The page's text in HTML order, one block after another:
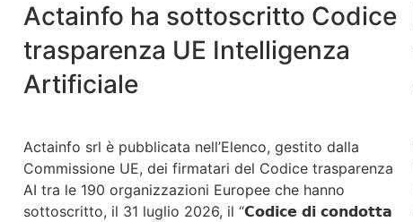
Actainfo ha sottoscritto Codice
trasparenza UE Intelligenza
Artificiale
Actainfo srl è pubblicata nell’Elenco, gestito dalla
Commissione UE, dei firmatari del Codice trasparenza
AI tra le 190 organizzazioni Europee che hanno
sottoscritto, il 31 luglio 2026, il “𝗖𝗼𝗱𝗶𝗰𝗲 𝗱𝗶 𝗰𝗼𝗻𝗱𝗼𝘁𝘁𝗮